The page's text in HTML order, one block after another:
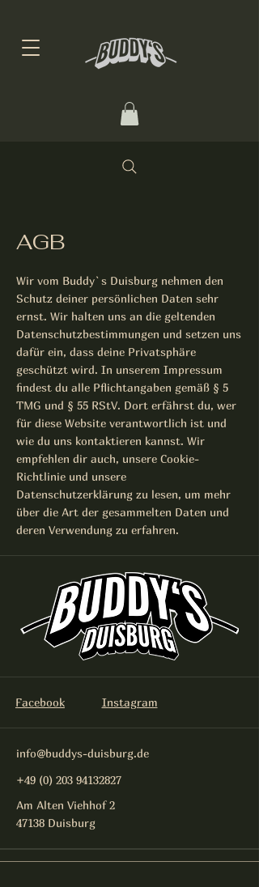
AGB
Wir vom Buddy`s Duisburg nehmen den
Schutz deiner persönlichen Daten sehr
ernst. Wir halten uns an die geltenden
Datenschutzbestimmungen und setzen uns
dafür ein, dass deine Privatsphäre
geschützt wird. In unserem Impressum
findest du alle Pflichtangaben gemäß § 5
TMG und § 55 RStV. Dort erfährst du, wer
für diese Website verantwortlich ist und
wie du uns kontaktieren kannst. Wir
empfehlen dir auch, unsere Cookie-
Richtlinie und unsere
Datenschutzerklärung zu lesen, um mehr
über die Art der gesammelten Daten und
deren Verwendung zu erfahren.
Facebook Instagram
info@buddys-duisburg.de
+49 (0) 203 94132827
Am Alten Viehhof 2
47138 Duisburg